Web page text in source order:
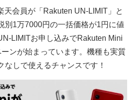
天会員が「Rakuten UN-LIMIT 」と
別1万7000円の一括価格が1円に値
LIMITお申し込みでRakuten Mini
ンが始まっています。機種も実質
なしで使えるチャンスです！